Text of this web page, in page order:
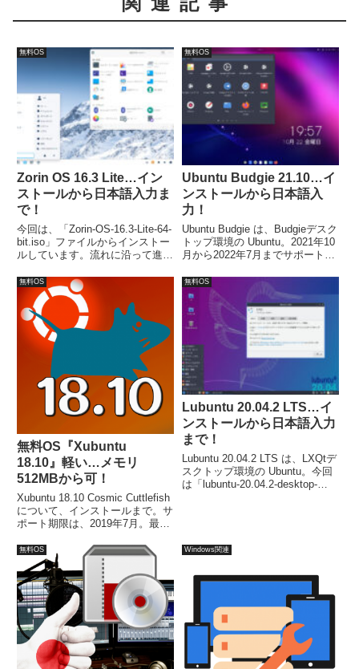
無料OS
Zorin OS 16.3 Lite…イン
ストールから日本語入力ま
で！
今回は、「Zorin-OS-16.3-Lite-64-
bit.iso」ファイルからインストー
ルしています。流れに沿って進め
完了し、再起動後は日本語入力が
可能になります。
無料OS
Ubuntu Budgie 21.10…イ
ンストールから日本語入
力！
Ubuntu Budgie は、Budgieデスク
トップ環境の Ubuntu。2021年10
月から2022年7月までサポートさ
21.10-desktop-amd64.iso」をイ
ンストールしています。
無料OS
無料OS『Xubuntu
18.10』軽い…メモリ
512MBから可！
Xubuntu 18.10 Cosmic Cuttlefish
について、インストールまで。サ
ポート期限は、2019年7月。最小
ポート、メモリ：512MB、必要
ディスクスペース：7.5GB。ダウ
ンロードは18.10リリースページ
より。
無料OS
Lubuntu 20.04.2 LTS…イ
ンストールから日本語入力
まで！
Lubuntu 20.04.2 LTS は、LXQtデ
スクトップ環境の Ubuntu。今回
は「lubuntu-20.04.2-desktop-
無料OS Windows関連